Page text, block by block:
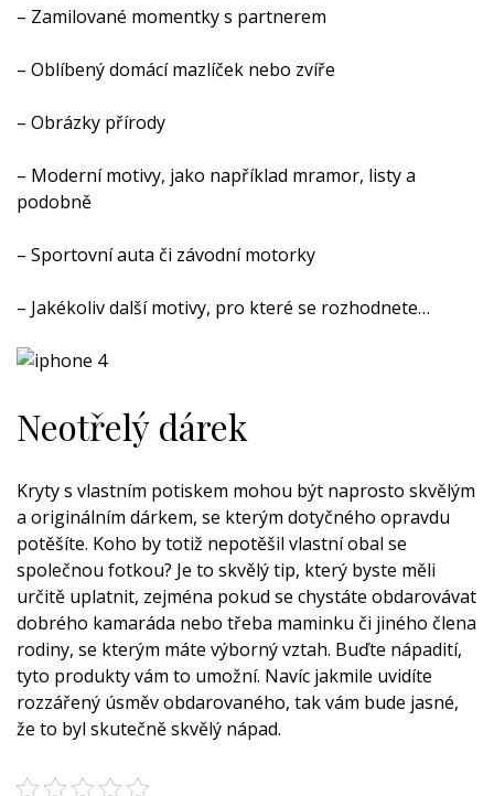
– Zamilované momentky s partnerem
– Oblíbený domácí mazlíček nebo zvíře
– Obrázky přírody
– Moderní motivy, jako například mramor, listy a
podobně
– Sportovní auta či závodní motorky
– Jakékoliv další motivy, pro které se rozhodnete…
Neotřelý dárek
Kryty s vlastním potiskem mohou být naprosto skvělým
a originálním dárkem, se kterým dotyčného opravdu
potěšíte. Koho by totiž nepotěšil vlastní obal se
společnou fotkou? Je to skvělý tip, který byste měli
určitě uplatnit, zejména pokud se chystáte obdarovávat
dobrého kamaráda nebo třeba maminku či jiného člena
rodiny, se kterým máte výborný vztah. Buďte nápadití,
tyto produkty vám to umožní. Navíc jakmile uvidíte
rozzářený úsměv obdarovaného, tak vám bude jasné,
že to byl skutečně skvělý nápad.